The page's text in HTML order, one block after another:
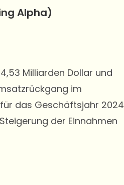
Alpha)
Milliarden Dollar und
im
für das Geschäftsjahr 2024
der Einnahmen